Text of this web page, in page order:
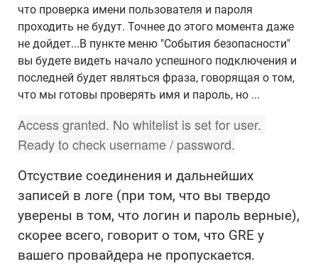
что проверка имени пользователя и пароля
проходить не будут. Точнее до этого момента даже
не дойдет...В пункте меню "События безопасности"
вы будете видеть начало успешного подключения и
последней будет являться фраза, говорящая о том,
что мы готовы проверять имя и пароль, но ...
Access granted. No whitelist is set for user.
Ready to check username / password.
Отсуствие соединения и дальнейших
записей в логе (при том, что вы твердо
уверены в том, что логин и пароль верные),
скорее всего, говорит о том, что GRE у
вашего провайдера не пропускается.